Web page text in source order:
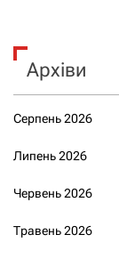
Архіви
Серпень 2026
Липень 2026
Червень 2026
Травень 2026